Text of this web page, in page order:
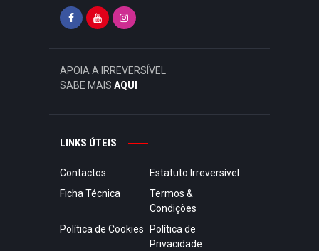
APOIA A IRREVERSÍVEL
SABE MAIS AQUI
LINKS ÚTEIS
Contactos
Estatuto Irreversível
Ficha Técnica
Termos &
Condições
Política de Cookies
Política de
Privacidade